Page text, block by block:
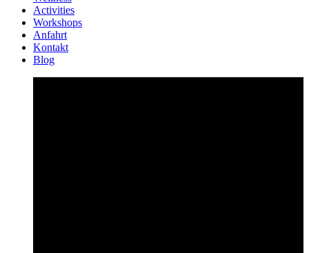
Activities
Workshops
Anfahrt
Kontakt
Blog